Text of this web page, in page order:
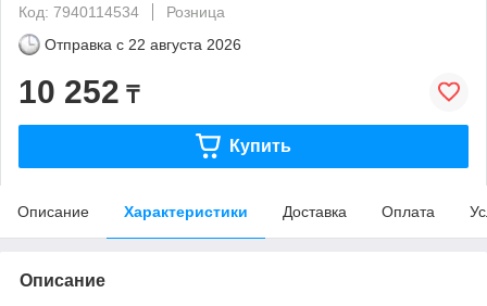
Код: 7940114534
Розница
Отправка с 22 августа 2026
10 252 ₸
Купить
Описание Характеристики Доставка Оплата
Описание